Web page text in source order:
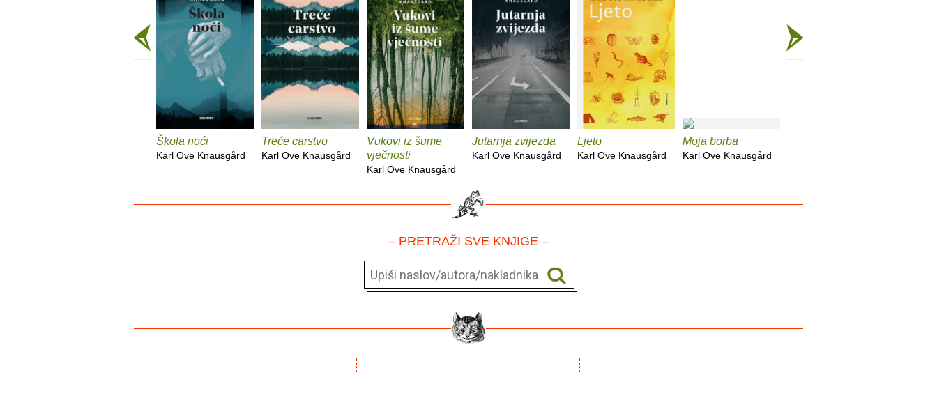
Škola noći
Karl Ove Knausgård
Treće carstvo
Karl Ove Knausgård
Vukovi iz šume
vječnosti
Karl Ove Knausgård
Jutarnja zvijezda
Karl Ove Knausgård
Ljeto
Karl Ove Knausgård
Moja borba
Karl Ove Knausgård
– PRETRAŽI SVE KNJIGE –